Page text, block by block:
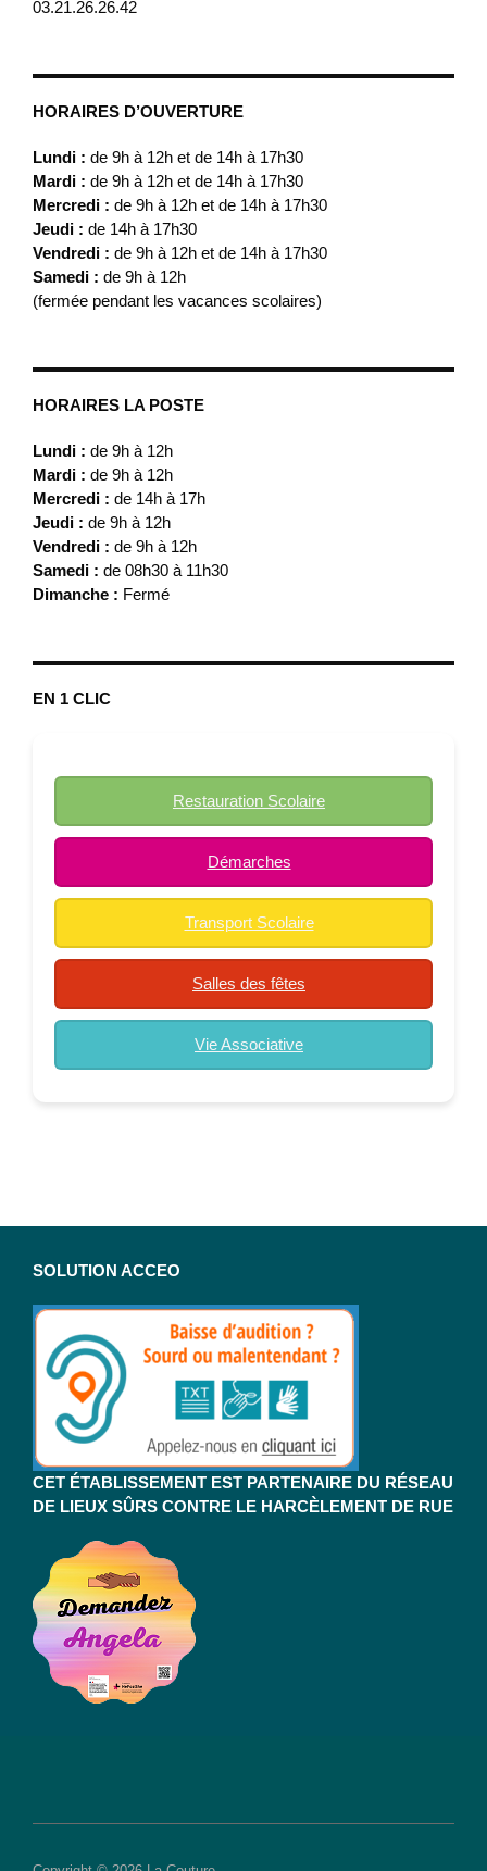
03.21.26.26.42
HORAIRES D’OUVERTURE
Lundi : de 9h à 12h et de 14h à 17h30
Mardi : de 9h à 12h et de 14h à 17h30
Mercredi : de 9h à 12h et de 14h à 17h30
Jeudi : de 14h à 17h30
Vendredi : de 9h à 12h et de 14h à 17h30
Samedi : de 9h à 12h
(fermée pendant les vacances scolaires)
HORAIRES LA POSTE
Lundi : de 9h à 12h
Mardi : de 9h à 12h
Mercredi : de 14h à 17h
Jeudi : de 9h à 12h
Vendredi : de 9h à 12h
Samedi : de 08h30 à 11h30
Dimanche : Fermé
EN 1 CLIC
Restauration Scolaire
Démarches
Transport Scolaire
Salles des fêtes
Vie Associative
SOLUTION ACCEO
CET ÉTABLISSEMENT EST PARTENAIRE DU RÉSEAU
DE LIEUX SÛRS CONTRE LE HARCÈLEMENT DE RUE